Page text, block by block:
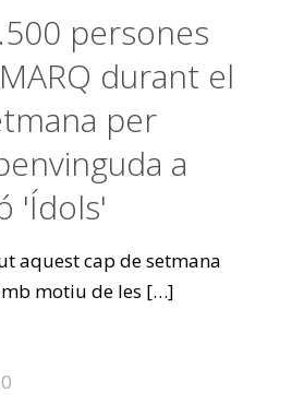
persones
durant el
per
a
'Ídols'
aquest cap de setmana
motiu de les […]